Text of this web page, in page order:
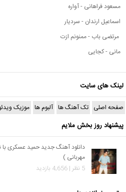
مسعود فراهانی - آواره
اسماعیل ارندان - سردیار
مرتضی باب - ممنونم ازت
مانی - کجایی
لینک های سایت
صفحه اصلی تک آهنگ ها آلبوم ها موزیک
پیشنهاد روز بخش ملایم
دانلود آهنگ جدید حمید عسکری با
مهربانی )
5 نظر | 4,656 بازدید